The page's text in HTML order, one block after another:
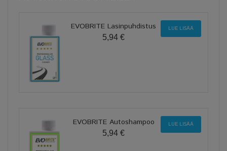
EVOBRITE Lasinpuhdistus
5,94 €
LUE LISÄÄ
EVOBRITE Autoshampoo
5,94 €
LUE LISÄÄ